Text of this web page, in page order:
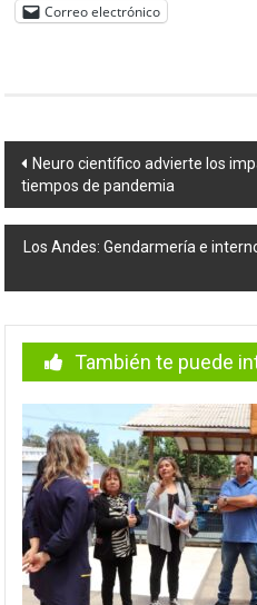
Correo electrónico
Navegación
de
entradas
Neuro científico advierte los
tiempos de pandemia
Los Andes: Gendarmería e
También te puede